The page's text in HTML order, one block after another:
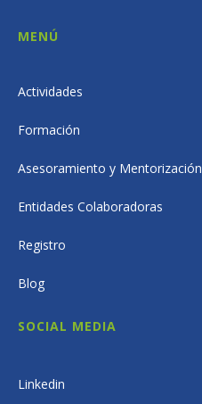
MENÚ
Actividades
Formación
Asesoramiento y Mentorización
Entidades Colaboradoras
Registro
Blog
SOCIAL MEDIA
Linkedin